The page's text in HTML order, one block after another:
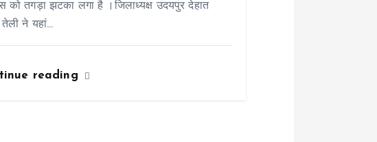
को तगड़ा झटका लगा है ।जिलाध्यक्ष उदयपुर देहात
तेली ने यहां…
reading